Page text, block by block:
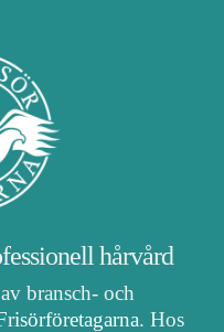
hårvård
bransch- och
. Hos